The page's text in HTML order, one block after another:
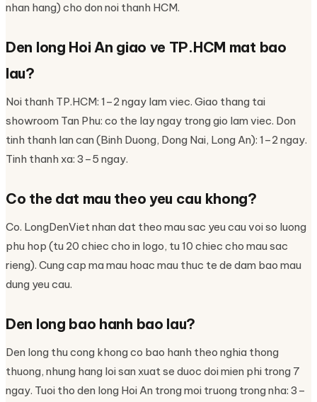
nhan hang) cho don noi thanh HCM.
Den long Hoi An giao ve TP.HCM mat bao
lau?
Noi thanh TP.HCM: 1–2 ngay lam viec. Giao thang tai
showroom Tan Phu: co the lay ngay trong gio lam viec. Don
tinh thanh lan can (Binh Duong, Dong Nai, Long An): 1–2 ngay.
Tinh thanh xa: 3–5 ngay.
Co the dat mau theo yeu cau khong?
Co. LongDenViet nhan dat theo mau sac yeu cau voi so luong
phu hop (tu 20 chiec cho in logo, tu 10 chiec cho mau sac
rieng). Cung cap ma mau hoac mau thuc te de dam bao mau
dung yeu cau.
Den long bao hanh bao lau?
Den long thu cong khong co bao hanh theo nghia thong
thuong, nhung hang loi san xuat se duoc doi mien phi trong 7
ngay. Tuoi tho den long Hoi An trong moi truong trong nha: 3–